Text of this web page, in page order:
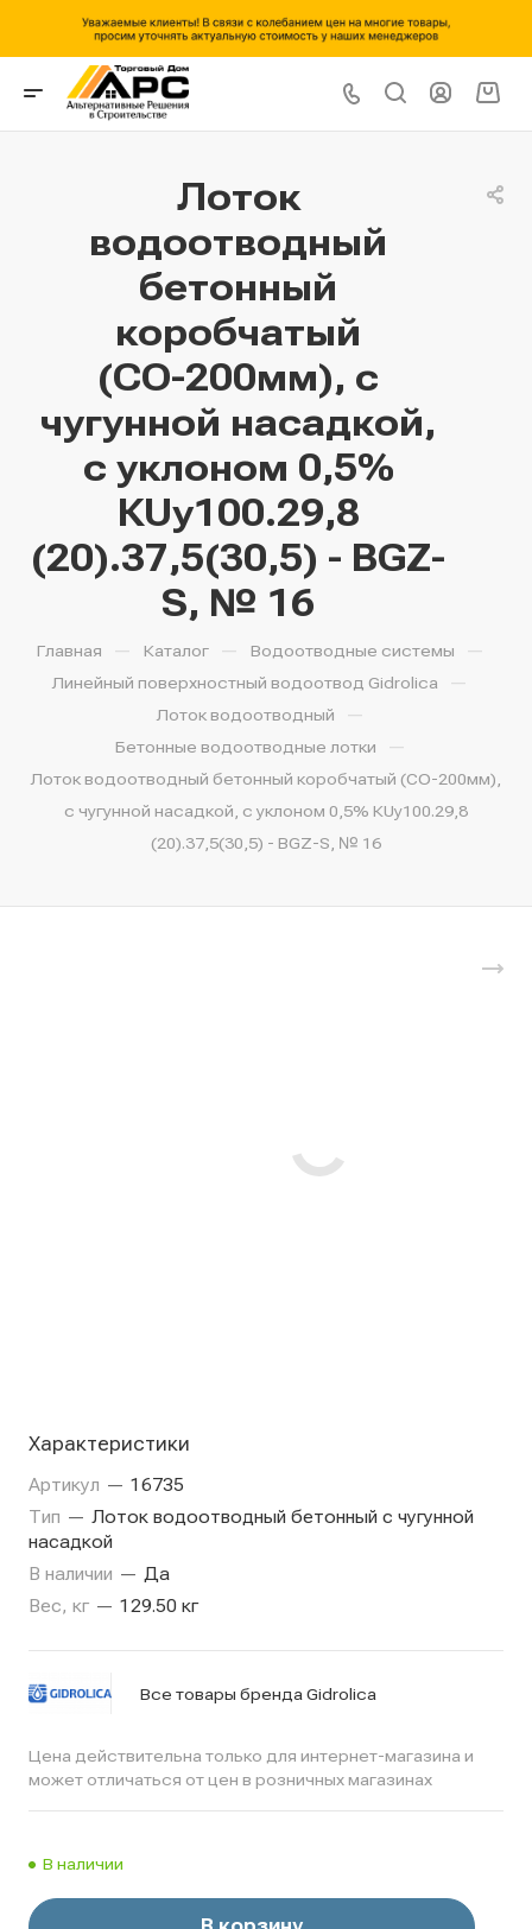
Лоток
водоотводный
бетонный
коробчатый
(СО-200мм), с
чугунной насадкой,
с уклоном 0,5%
КUу100.29,8
(20).37,5(30,5) - BGZ-
S, № 16
Главная — Каталог — Водоотводные системы —
Линейный поверхностный водоотвод Gidrolica —
Лоток водоотводный —
Бетонные водоотводные лотки —
Лоток водоотводный бетонный коробчатый (СО-200мм),
с чугунной насадкой, с уклоном 0,5% КUу100.29,8
(20).37,5(30,5) - BGZ-S, № 16
Характеристики
Артикул — 16735
Тип — Лоток водоотводный бетонный с чугунной
насадкой
В наличии — Да
Вес, кг — 129.50 кг
Все товары бренда Gidrolica
Цена действительна только для интернет-магазина и
может отличаться от цен в розничных магазинах
В наличии